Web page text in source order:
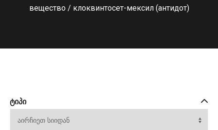
вещество / клоквинтосет-мексил (антидот)
ᲢᲘᲞᲘ